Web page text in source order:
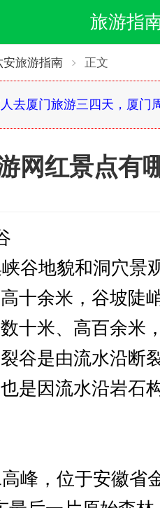
旅游指
安旅游指南 正文
去厦门旅游三四天，厦门
网红景点有
谷地貌和洞穴景
十余米，谷坡陡
十米、高百余米
谷是由流水沿断
是因流水沿岩石
峰，位于安徽省